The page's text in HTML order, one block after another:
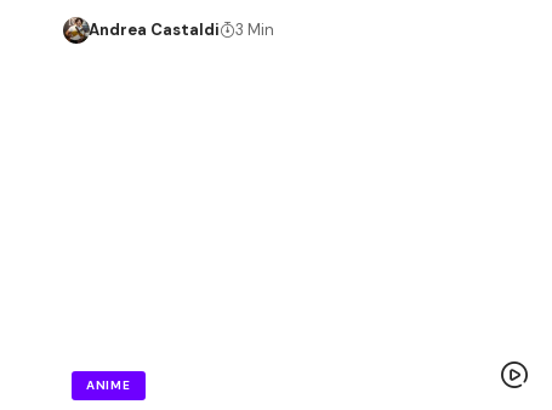
Andrea Castaldi 3 Min
ANIME